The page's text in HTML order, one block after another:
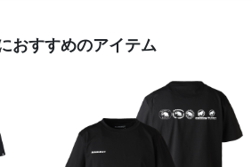
おすすめのアイテム